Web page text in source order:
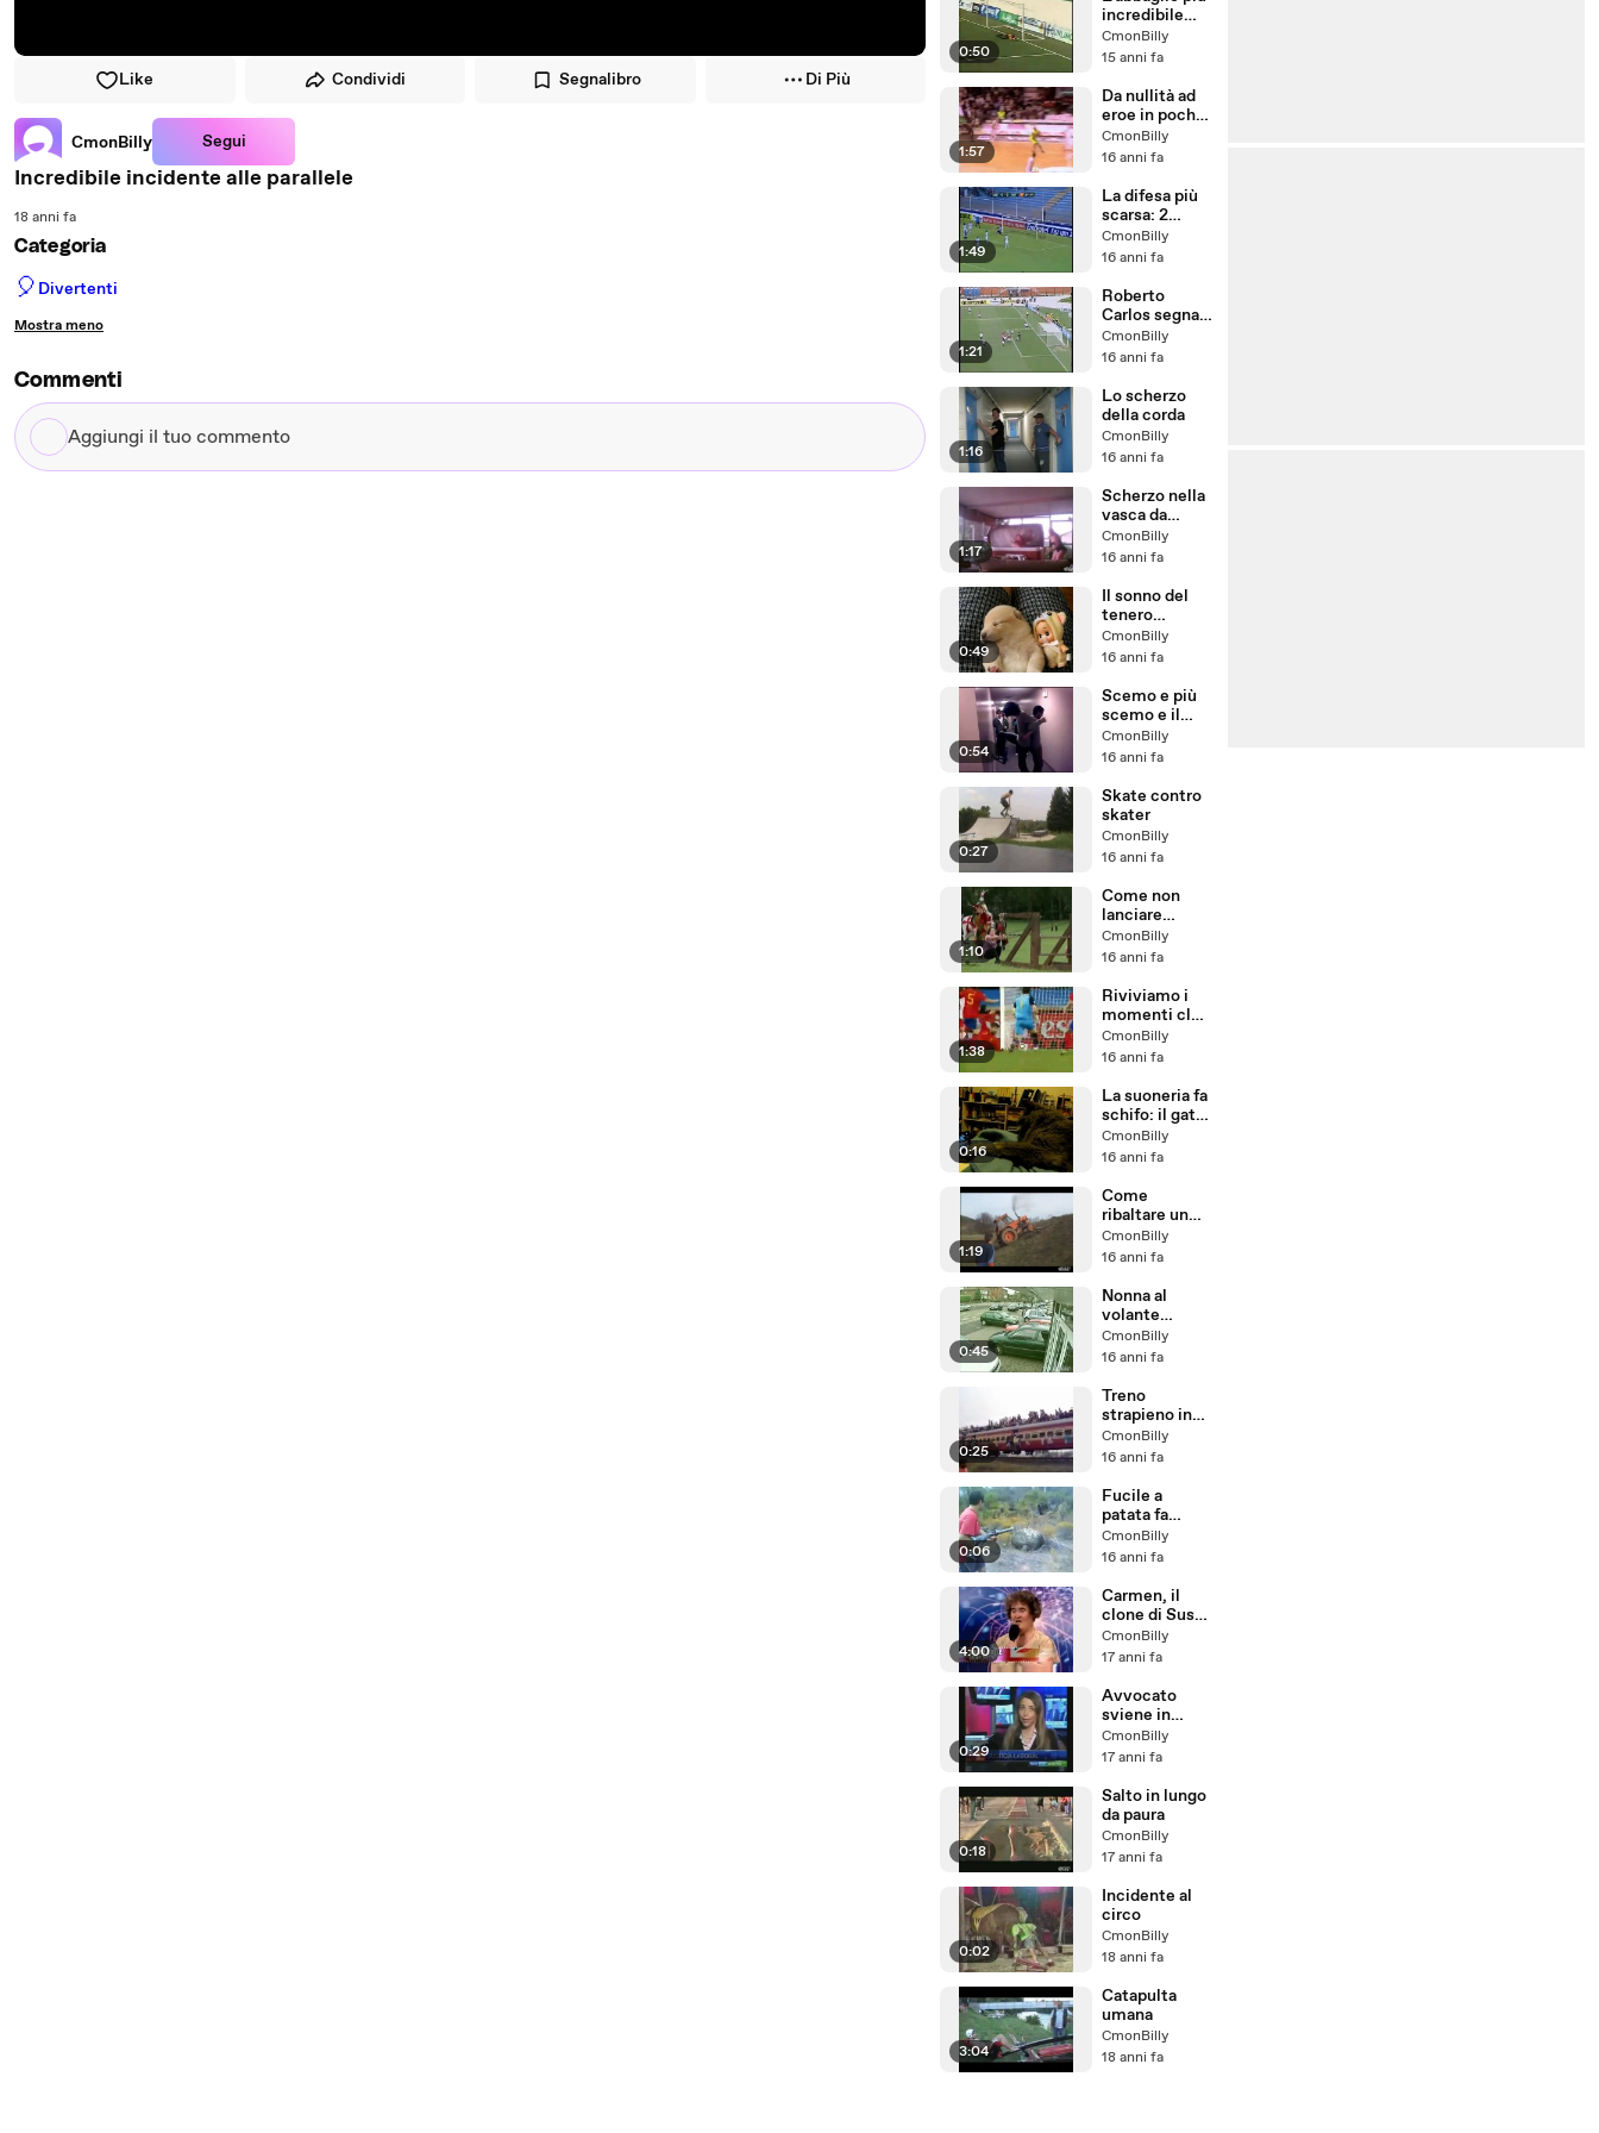
Like Condividi Segnalibro Di Più
CmonBilly Segui
Incredibile incidente alle parallele
18 anni fa
Categoria
🎈 Divertenti
Mostra meno
Commenti
Aggiungi
il
0:50
incredibile
preso da un
arbitro
CmonBilly
15 anni fa
1:57
Da nullità ad
eroe in pochi
secondi
CmonBilly
16 anni fa
1:49
La difesa più
scarsa: 2
autoreti in 5
minuti
CmonBilly
16 anni fa
1:21
Roberto
Carlos segna
da calcio
d'angolo
CmonBilly
16 anni fa
1:16
Lo scherzo
della corda
CmonBilly
16 anni fa
1:17
Scherzo nella
vasca da
bagno
CmonBilly
16 anni fa
0:49
Il sonno del
tenero
cagnolino
CmonBilly
16 anni fa
0:54
Scemo e più
scemo e il
numero in
corridoio
CmonBilly
16 anni fa
0:27
Skate contro
skater
CmonBilly
16 anni fa
1:10
Come non
lanciare
un'anguria con
la fionda
CmonBilly
16 anni fa
1:38
Riviviamo i
momenti clou
del Mondiale
con i bambini
CmonBilly
16 anni fa
0:16
La suoneria fa
schifo: il gatto
reagisce
CmonBilly
16 anni fa
1:19
Come
ribaltare un
trattore
CmonBilly
16 anni fa
0:45
Nonna al
volante
sfascia due
auto in
CmonBilly
16 anni fa
0:25
Treno
strapieno in
India
CmonBilly
16 anni fa
0:06
Fucile a
patata fa
cilecca
CmonBilly
16 anni fa
4:00
Carmen, il
clone di Susan
Boyle
CmonBilly
17 anni fa
0:29
Avvocato
sviene in
diretta
CmonBilly
17 anni fa
0:18
Salto in lungo
da paura
CmonBilly
17 anni fa
0:02
Incidente al
circo
CmonBilly
18 anni fa
3:04
Catapulta
umana
CmonBilly
18 anni fa